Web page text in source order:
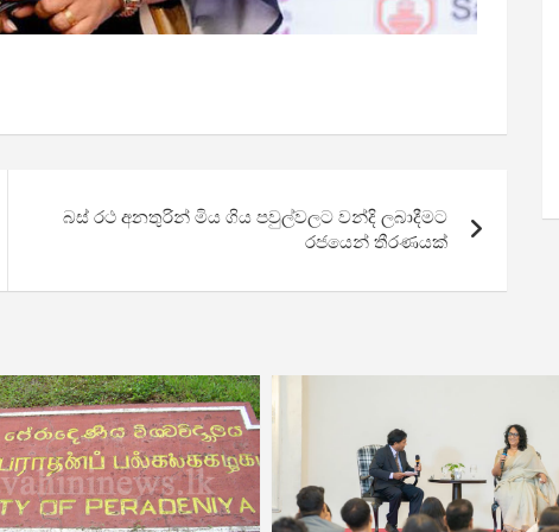
බස් රථ අනතුරින් මිය ගිය පවුල්වලට වන්දි ලබාදීමට
රජයෙන් තීරණයක්